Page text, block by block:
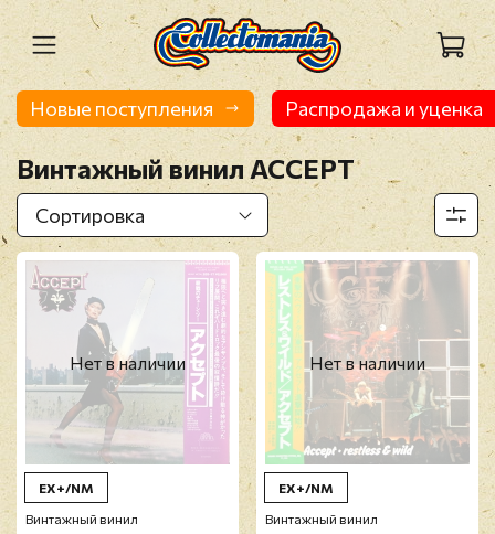
Новые поступления Распродажа и уценка
Винтажный винил ACCEPT
Нет в наличии
EX+/NM
Винтажный винил
Нет в наличии
EX+/NM
Винтажный винил